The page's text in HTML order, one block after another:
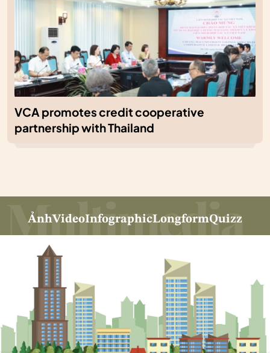
VCA promotes credit cooperative
partnership with Thailand
ẢnhVideoInfographicLongformQuizz